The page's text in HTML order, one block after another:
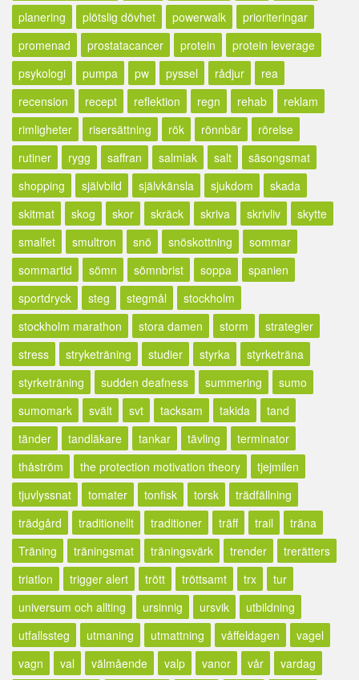
planering
plötslig dövhet powerwalk
prioriteringar
promenad
prostatacancer protein
protein leverage
psykologi
pumpa pw pyssel rådjur
rea
recension
recept reflektion regn rehab
reklam
rimligheter
risersättning rök rönnbär
rörelse
rutiner
rygg saffran salmiak salt
säsongsmat
shopping
självbild självkänsla sjukdom
skada
skitmat
skog skor skräck skriva skrivliv
skytte
smalfet
smultron snö snöskottning
sommar
sommartid
sömn sömnbrist soppa
spanien
sportdryck
steg stegmål
stockholm
stockholm marathon
stora damen storm
strategier
stress
stryketräning studier styrka
styrketräna
styrketräning
sudden deafness summering
sumo
sumomark
svält svt tacksam takida
tand
tänder
tandläkare tankar tävling
terminator
thåström
the protection motivation theory
tjejmilen
tjuvlyssnat
tomater tonfisk torsk
trädfällning
trädgård
traditionellt traditioner träff trail
träna
Träning
träningsmat träningsvärk trender
trerätters
triatlon
trigger alert trött tröttsamt trx
tur
universum och allting
ursinnig ursvik
utbildning
utfallssteg
utmaning utmattning våffeldagen
vagel
vagn
val välmående valp vanor vår
vardag